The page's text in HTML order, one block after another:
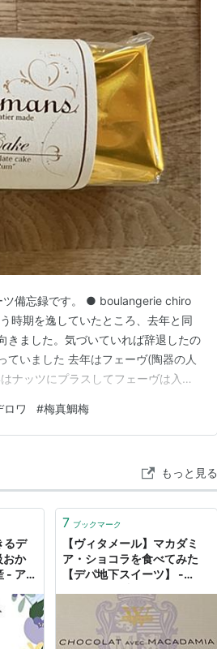
ツ備忘録です。 ● boulangerie chiro
時期を逸していたところ、去年と同
きました。気づいていれば辞退したの
ていました 去年はフェーヴ(陶器の人
ナッツにプラスしてフェーヴは入れ
気持ち、わかります。 ● Barmans(バ
ロワ #梅真鯛梅
もっと見る
るデ
おか
- アラ
7 ブックマーク
【ヴィタメール】マカダミ
ア・ショコラを食べてみた
【デパ地下スイーツ】 -